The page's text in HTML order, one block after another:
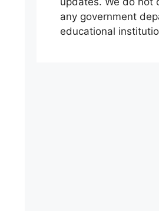
any government
educational